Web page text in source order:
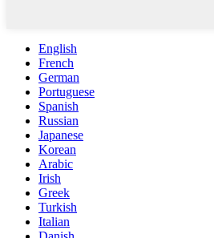
English
French
German
Portuguese
Spanish
Russian
Japanese
Korean
Arabic
Irish
Greek
Turkish
Italian